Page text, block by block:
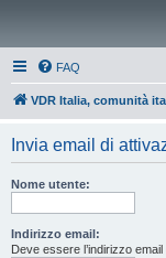
FAQ
VDR Italia, comunità
Invia email di
Nome utente:
Indirizzo email:
Deve essere l’indirizzo